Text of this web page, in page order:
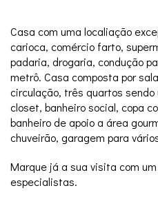
Casa com uma localiação
carioca, comércio farto,
padaria, drogaria, condução
metrô. Casa composta por
circulação, três quartos
closet, banheiro social, copa
banheiro de apoio a área
chuveirão, garagem para
Marque já a sua visita com
especialistas.